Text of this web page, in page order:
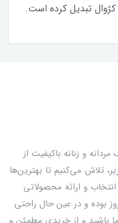
تبدیل کرده است.
و زنانه باکیفیت از
تلاش می‌کنیم تا بهترین‌ها
و ارائه محصولاتی
بوده و در عین حال راحتی